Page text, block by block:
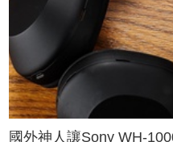
國外神人讓Sony WH-